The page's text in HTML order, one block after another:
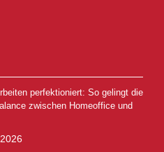
perfektioniert: So gelingt die
zwischen Homeoffice und